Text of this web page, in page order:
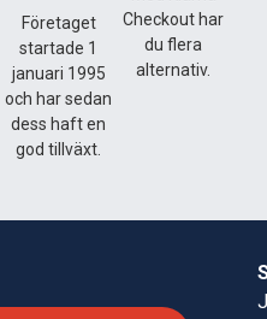
Företaget
startade 1
januari 1995
och har sedan
dess haft en
god tillväxt.
Checkout har
du flera
alternativ.